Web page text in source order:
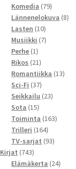
tuotetta
Komedia 7979
tuotetta
Lännenelokuva 88
Lasten 1010
tuotetta
Musiikki 77
Perhe 11
tuote
Rikos 2121
tuotetta
Romantiikka 1313
Sci-Fi 3737
tuotetta
Seikkailu 2323
Sota 1515
tuotetta
Toiminta 163163
Trilleri 164164
tuotetta
TV-sarjat 9393
Kirjat 743743
tuotetta
Elämäkerta 2424